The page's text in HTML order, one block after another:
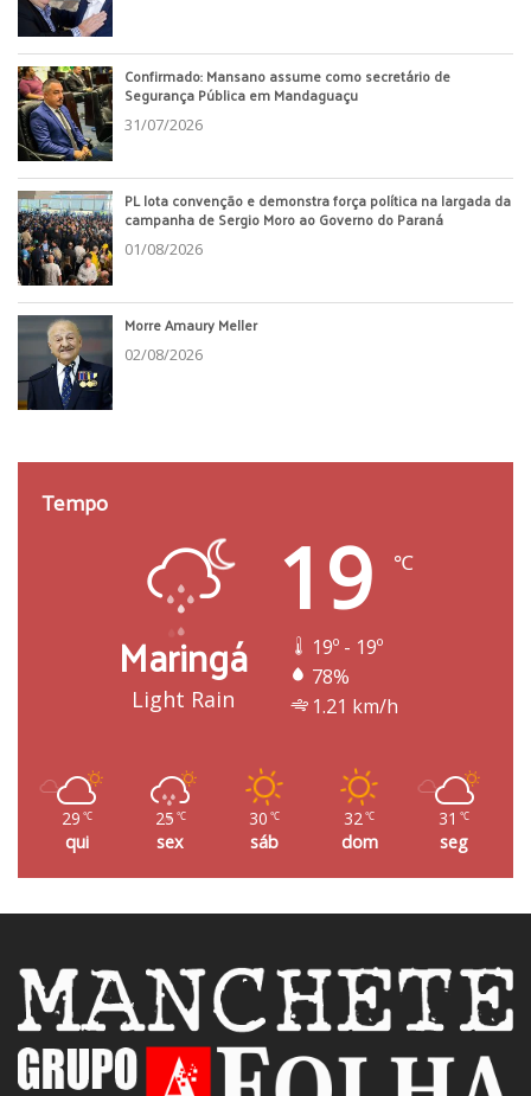
Confirmado: Mansano assume como secretário de
Segurança Pública em Mandaguaçu
31/07/2026
PL lota convenção e demonstra força política na largada da
campanha de Sergio Moro ao Governo do Paraná
01/08/2026
Morre Amaury Meller
02/08/2026
Tempo
Maringá
Light Rain
19 ℃
19º - 19º
78%
1.21 km/h
29 ℃
qui
25 ℃
sex
30 ℃
sáb
32℃
dom
31 ℃
seg